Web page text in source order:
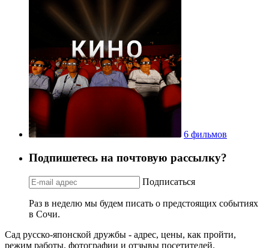
6 фильмов
Подпишетесь на почтовую рассылку?
Подписаться
Раз в неделю мы будем писать о предстоящих событиях
в Сочи.
Сад русско-японской дружбы - адрес, цены, как пройти,
режим работы, фотографии и отзывы посетителей.